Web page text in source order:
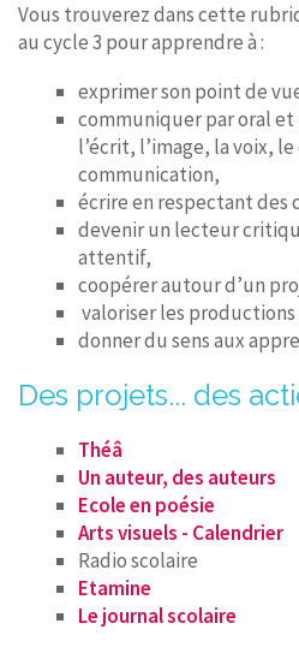
Vous trouverez dans cette
au cycle 3 pour apprendre à :
exprimer son point de
communiquer par oral
l’écrit, l’image, la voix,
communication,
écrire en respectant des
devenir un lecteur
attentif,
coopérer autour d’un
valoriser les productions
donner du sens aux
Des projets... des
Théâ
Un auteur, des auteurs
Ecole en poésie
Arts visuels - Calendrier
Radio scolaire
Etamine
Le journal scolaire